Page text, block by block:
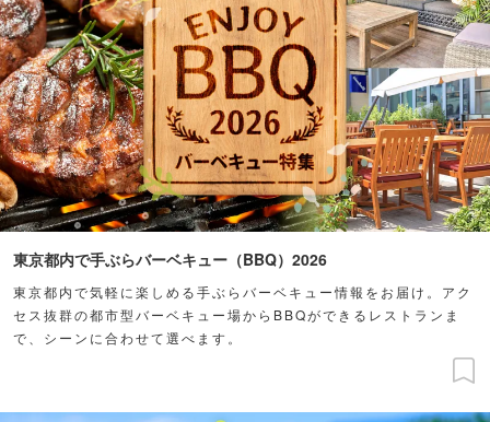
東京都内で手ぶらバーベキュー（BBQ）2026
東京都内で気軽に楽しめる手ぶらバーベキュー情報をお届け。アク
セス抜群の都市型バーベキュー場からBBQができるレストランま
で、シーンに合わせて選べます。